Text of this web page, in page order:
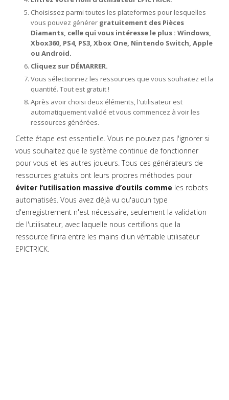
Choisissez parmi toutes les plateformes pour lesquelles
vous pouvez générer gratuitement des Pièces
Diamants, celle qui vous intéresse le plus : Windows,
Xbox360, PS4, PS3, Xbox One, Nintendo Switch, Apple
ou Android.
Cliquez sur DÉMARRER.
Vous sélectionnez les ressources que vous souhaitez et la
quantité. Tout est gratuit !
Après avoir choisi deux éléments, l'utilisateur est
automatiquement validé et vous commencez à voir les
ressources générées.
Cette étape est essentielle. Vous ne pouvez pas l'ignorer si
vous souhaitez que le système continue de fonctionner
pour vous et les autres joueurs. Tous ces générateurs de
ressources gratuits ont leurs propres méthodes pour
éviter l’utilisation massive d’outils comme les robots
automatisés. Vous avez déjà vu qu'aucun type
d'enregistrement n'est nécessaire, seulement la validation
de l'utilisateur, avec laquelle nous certifions que la
ressource finira entre les mains d'un véritable utilisateur
EPICTRICK.